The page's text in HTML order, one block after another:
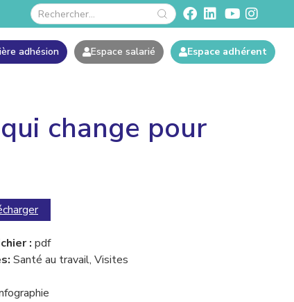
adhésion Espace salarié Espace adhérent
change pour
: pdf
Santé au travail, Visites